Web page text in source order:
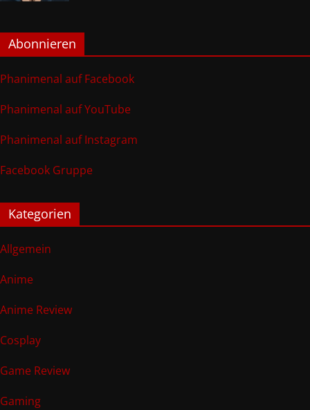
Abonnieren
Phanimenal auf Facebook
Phanimenal auf YouTube
Phanimenal auf Instagram
Facebook Gruppe
Kategorien
Allgemein
Anime
Anime Review
Cosplay
Game Review
Gaming